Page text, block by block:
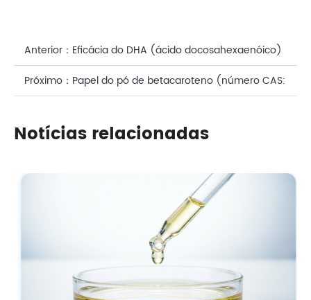
Anterior： Eficácia do DHA (ácido docosahexaenóico)
em produtos para cuidados faciais
Próximo： Papel do pó de betacaroteno (número CAS:
Notícias relacionadas